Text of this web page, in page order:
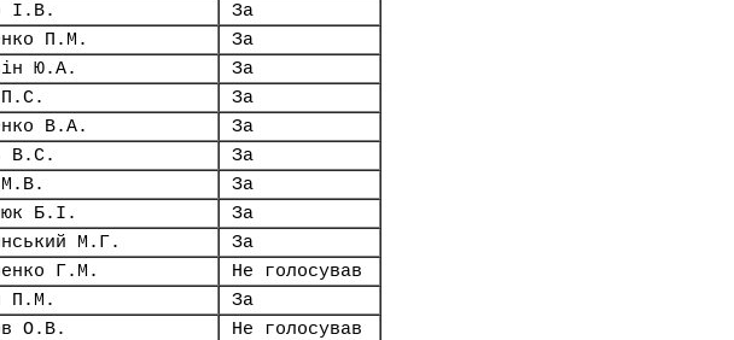
І.В.
За
П.М.
За
Ю.А.
За
П.С.
За
В.А.
За
В.С.
За
М.В.
За
Б.І.
За
М.Г.
За
Г.М.
Не голосував
П.М.
За
О.В.
Не голосував